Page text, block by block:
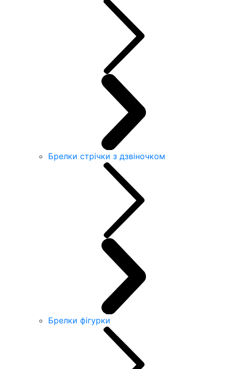
Брелки стрічки з дзвіночком
Брелки фігурки